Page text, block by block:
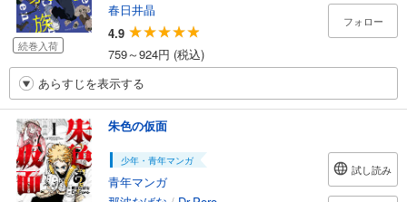
続巻入荷
春日井晶
4.9
759～924円 (税込)
フォロー
あらすじを表示する
朱色の仮面
少年・青年マンガ
青年マンガ
試し読み